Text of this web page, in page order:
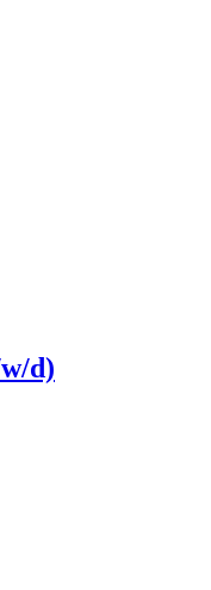
d)